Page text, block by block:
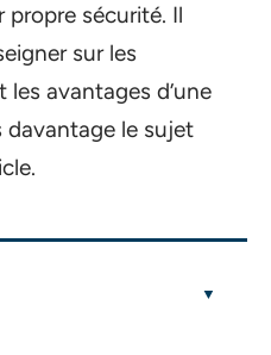
sécurité. Il
sur les
les avantages d’une
davantage le sujet